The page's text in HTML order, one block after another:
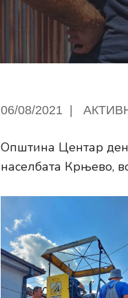
06/08/2021
Општина Центар
населбата Крњево,